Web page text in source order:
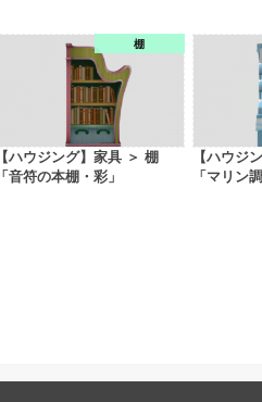
棚
【ハウジング】家具 ＞ 棚
「音符の本棚・彩」
【ハウジ
「マリン